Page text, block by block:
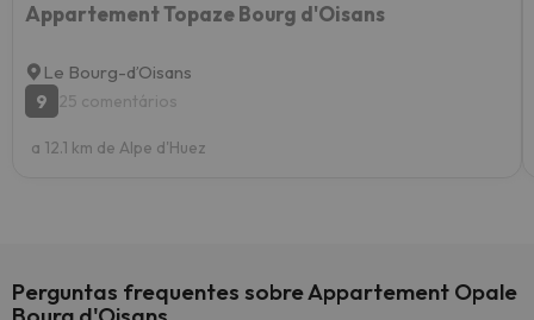
Appartement Topaze Bourg d'Oisans
Le Bourg-dʼOisans
9
25 comentários
a 12.1 km de Alpe d'Huez
Perguntas frequentes sobre Appartement Opale